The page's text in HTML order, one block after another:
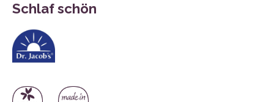
Schlaf schön